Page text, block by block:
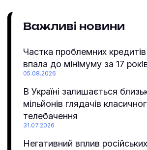
Важливі новини
Частка проблемних
впала до мінімуму за 17
05.08.2026
В Україні залишається
мільйонів глядачів
телебачення
31.07.2026
Негативний вплив